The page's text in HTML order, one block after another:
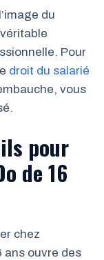
du
Pour
droit du salarié
vous
pour
de 16
chez
ans ouvre des